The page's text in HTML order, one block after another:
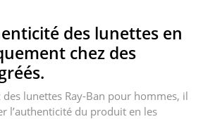
des lunettes en
chez des
lunettes Ray-Ban pour hommes, il
l’authenticité du produit en les